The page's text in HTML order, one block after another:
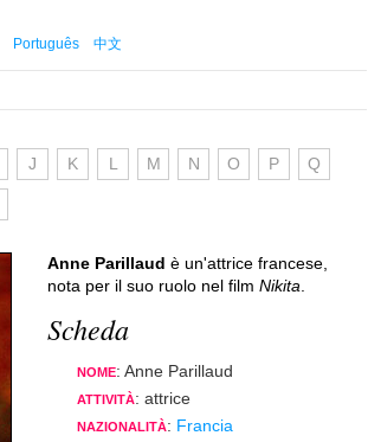
Português 中文
J K L M N O P Q
Anne Parillaud è un'attrice francese,
nota per il suo ruolo nel film Nikita
Scheda
NOME: Anne Parillaud
ATTIVITÀ: attrice
NAZIONALITÀ: Francia